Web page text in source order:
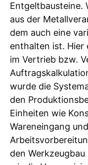
Entgeltbausteine.
aus der
dem auch eine
enthalten ist. Hier
im Vertrieb bzw.
wurde die
den
Einheiten wie
Wareneingang
den